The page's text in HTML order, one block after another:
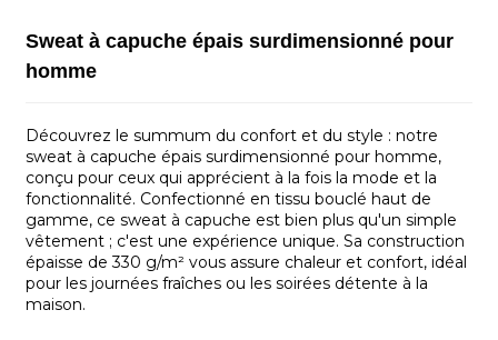
Sweat à capuche épais surdimensionné pour
homme
Découvrez le summum du confort et du style : notre
sweat à capuche épais surdimensionné pour homme,
conçu pour ceux qui apprécient à la fois la mode et la
fonctionnalité. Confectionné en tissu bouclé haut de
gamme, ce sweat à capuche est bien plus qu'un simple
vêtement ; c'est une expérience unique. Sa construction
épaisse de 330 g/m² vous assure chaleur et confort, idéal
pour les journées fraîches ou les soirées détente à la
maison.